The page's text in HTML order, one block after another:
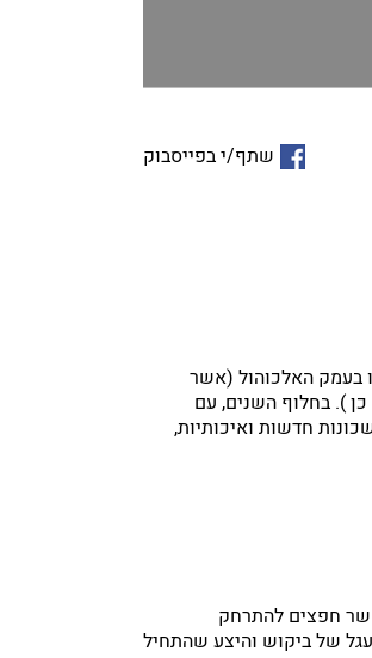
שתף/י בפייסבוק
בעמק האלכוהול (אשר
). בחלוף השנים, עם
חדשות ואיכותיות,
חפצים להתרחק
של ביקוש והיצע שהתחיל